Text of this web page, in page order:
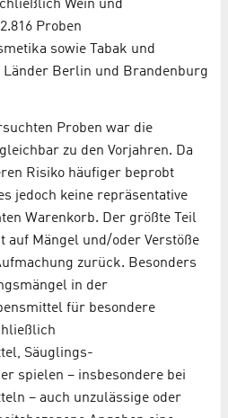
Wein und
Proben
sowie Tabak und
Länder Berlin und Brandenburg
Proben war die
zu den Vorjahren. Da
Risiko häufiger beprobt
jedoch keine repräsentative
Warenkorb. Der größte Teil
auf Mängel und/oder Verstöße
zurück. Besonders
in der
für besondere
Säuglings-
spielen – insbesondere bei
– auch unzulässige oder